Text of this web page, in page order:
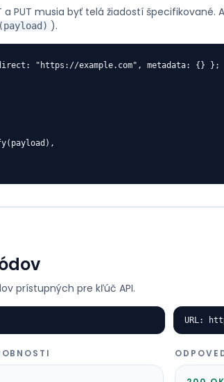
a PUT musia byť telá žiadostí špecifikované.
).
"https://example.com", metadata: {} };
prístupných pre kľúč API.
URL: